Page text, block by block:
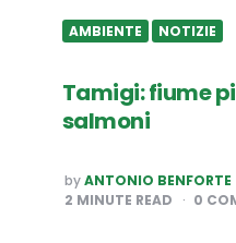
AMBIENTE NOTIZIE
Tamigi: fiume
salmoni
POSTED
BY
byANTONIO BENFORTE
2 MINUTE READ 0